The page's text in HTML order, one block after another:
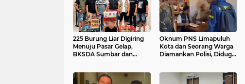
225 Burung Liar Digiring
Menuju Pasar Gelap,
BKSDA Sumbar dan
Lintas Provinsi
Oknum PNS Limapuluh
Kota dan Seorang Warga
Diamankan Polisi, Diduga
Masyarakat Adat